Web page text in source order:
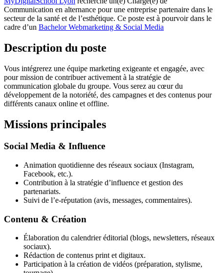
Communication en alternance pour une entreprise partenaire dans le
secteur de la santé et de l’esthétique. Ce poste est à pourvoir dans le
cadre d’un Bachelor Webmarketing & Social Media
Description du poste
Vous intégrerez une équipe marketing exigeante et engagée, avec
pour mission de contribuer activement à la stratégie de
communication globale du groupe. Vous serez au cœur du
développement de la notoriété, des campagnes et des contenus pour
différents canaux online et offline.
Missions principales
Social Media & Influence
Animation quotidienne des réseaux sociaux (Instagram,
Facebook, etc.).
Contribution à la stratégie d’influence et gestion des
partenariats.
Suivi de l’e-réputation (avis, messages, commentaires).
Contenu & Création
Élaboration du calendrier éditorial (blogs, newsletters, réseaux
sociaux).
Rédaction de contenus print et digitaux.
Participation à la création de vidéos (préparation, stylisme,